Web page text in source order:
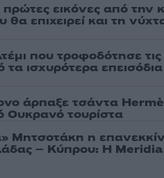
εικόνες από την
επιχειρεί και τη
που τροφοδότησε τις
τα ισχυρότερα
άρπαξε τσάντα
τουρίστα
Μητσοτάκη η
– Κύπρου: Η